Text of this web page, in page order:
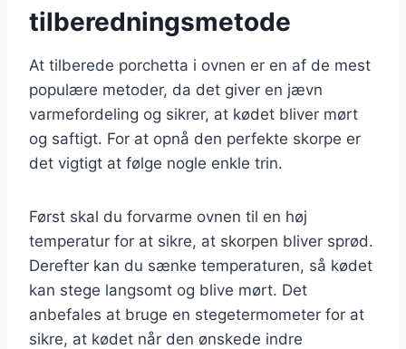
tilberedningsmetode
At tilberede porchetta i ovnen er en af de mest
populære metoder, da det giver en jævn
varmefordeling og sikrer, at kødet bliver mørt
og saftigt. For at opnå den perfekte skorpe er
det vigtigt at følge nogle enkle trin.
Først skal du forvarme ovnen til en høj
temperatur for at sikre, at skorpen bliver sprød.
Derefter kan du sænke temperaturen, så kødet
kan stege langsomt og blive mørt. Det
anbefales at bruge en stegetermometer for at
sikre, at kødet når den ønskede indre